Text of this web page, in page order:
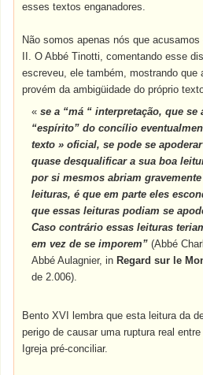
esses textos enganadores.
Não somos apenas nós que
II. O Abbé Tinotti, comentando esse
escreveu, ele também, mostrando que
provém da ambigüidade do próprio
«se a “má “ interpretação, que se
“espírito” do concílio
texto » oficial, se pode se
quase desqualificar a sua boa
por si mesmos abriam
leituras, é que em parte eles
que essas leituras podiam se
Caso contrário essas leituras
em vez de se imporem” (Abbé
Abbé Aulagnier, in Regard sur le
de 2.006).
Bento XVI lembra que esta leitura da
perigo de causar uma ruptura real
Igreja pré-conciliar.